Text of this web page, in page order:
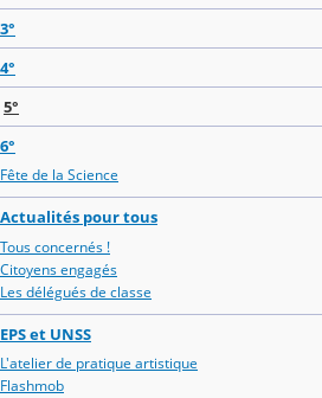
3°
4°
5°
6°
Fête de la Science
Actualités pour tous
Tous concernés !
Citoyens engagés
Les délégués de classe
EPS et UNSS
L'atelier de pratique artistique
Flashmob